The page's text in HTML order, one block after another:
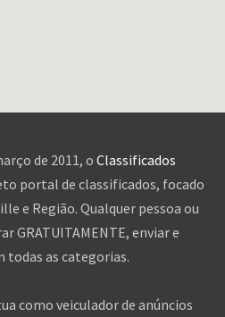
de 2011, o Classificados
portal de classificados, focado
e Região. Qualquer pessoa ou
GRATUITAMENTE, enviar e
todas as categorias.
como veiculador de anúncios